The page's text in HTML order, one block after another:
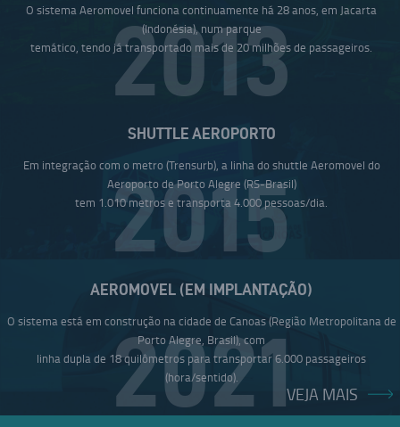
O sistema Aeromovel funciona continuamente há 28 anos, em Jacarta
(Indonésia), num parque
temático, tendo já transportado mais de 20 milhões de passageiros.
2013
SHUTTLE AEROPORTO
Em integração com o metro (Trensurb), a linha do shuttle Aeromovel do
Aeroporto de Porto Alegre (RS-Brasil)
tem 1.010 metros e transporta 4.000 pessoas/dia.
2015
AEROMOVEL (EM IMPLANTAÇÃO)
O sistema está em construção na cidade de Canoas (Região Metropolitana de
Porto Alegre, Brasil), com
linha dupla de 18 quilômetros para transportar 6.000 passageiros
(hora/sentido).
2021VEJA MAIS